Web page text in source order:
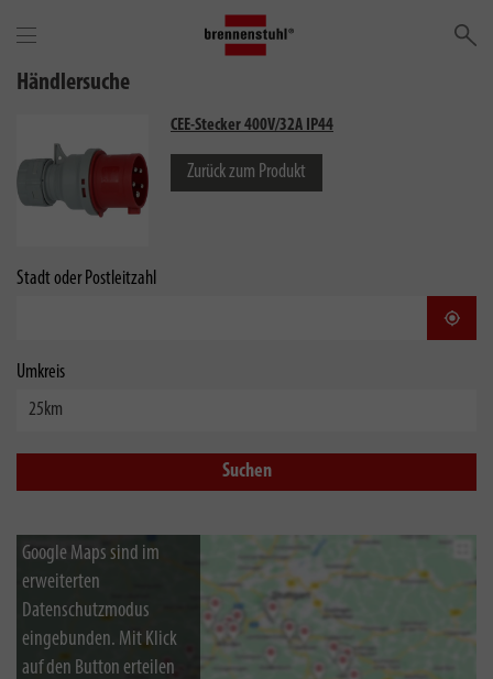
Händlersuche
CEE-Stecker 400V/32A IP44
Zurück zum Produkt
Stadt oder Postleitzahl
Umkreis
Suchen
Google Maps sind im
erweiterten
Datenschutzmodus
eingebunden. Mit Klick
auf den Button erteilen